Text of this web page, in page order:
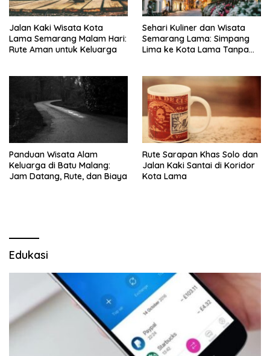
Jalan Kaki Wisata Kota
Lama Semarang Malam Hari:
Rute Aman untuk Keluarga
Sehari Kuliner dan Wisata
Semarang Lama: Simpang
Lima ke Kota Lama Tanpa
Panduan Wisata Alam
Keluarga di Batu Malang:
Jam Datang, Rute, dan Biaya
Rute Sarapan Khas Solo dan
Jalan Kaki Santai di Koridor
Kota Lama
Edukasi